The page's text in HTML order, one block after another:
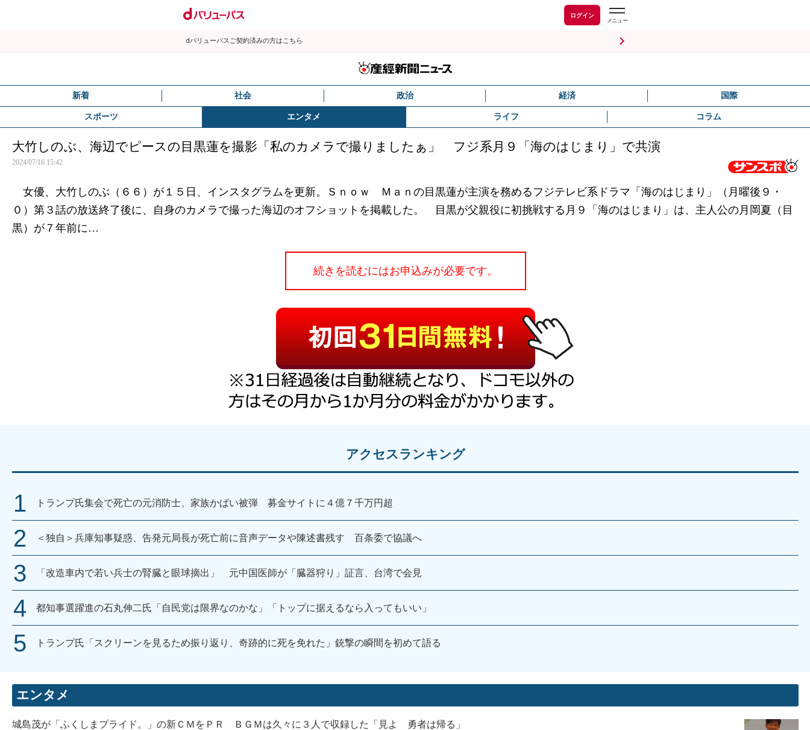
ログイン
dバリューパスご契約済みの方はこちら
新着 社会 政治 経済 国際
スポーツ エンタメ ライフ コラム
大竹しのぶ、海辺でピースの目黒蓮を撮影「私のカメラで撮りましたぁ」 フジ系月９「海のはじまり」で共演
2024/07/16 15:42
女優、大竹しのぶ（６６）が１５日、インスタグラムを更新。Ｓｎｏｗ Ｍａｎの目黒蓮が主演を務めるフジテレビ系ドラマ「海のはじまり」（月曜後９・
０）第３話の放送終了後に、自身のカメラで撮った海辺のオフショットを掲載した。 目黒が父親役に初挑戦する月９「海のはじまり」は、主人公の月岡夏（目
黒）が７年前に…
続きを読むにはお申込みが必要です。
アクセスランキング
トランプ氏集会で死亡の元消防士、家族かばい被弾 募金サイトに４億７千万円超
＜独自＞兵庫知事疑惑、告発元局長が死亡前に音声データや陳述書残す 百条委で協議へ
「改造車内で若い兵士の腎臓と眼球摘出」 元中国医師が「臓器狩り」証言、台湾で会見
都知事選躍進の石丸伸二氏「自民党は限界なのかな」「トップに据えるなら入ってもいい」
トランプ氏「スクリーンを見るため振り返り、奇跡的に死を免れた」銃撃の瞬間を初めて語る
エンタメ
城島茂が「ふくしまプライド。」の新ＣＭをＰＲ ＢＧＭは久々に３人で収録した「見よ 勇者は帰る」